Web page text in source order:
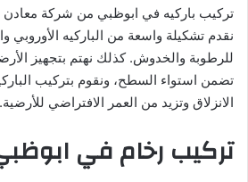
تركيب باركيه في ابوظبي من شركة معادن
نقدم تشكيلة واسعة من الباركيه الأوروبي
للرطوبة والخدوش. كذلك نهتم بتجهيز
تضمن استواء السطح، ونقوم بتركيب
الانزلاق وتزيد من العمر الافتراضي للأرضية.
تركيب رخام في